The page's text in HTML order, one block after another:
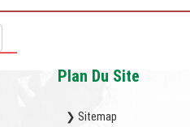
Plan Du Site
❯ Sitemap